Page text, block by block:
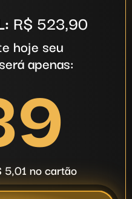
R$ 523,90
hoje seu
apenas:
5,01 no cartão